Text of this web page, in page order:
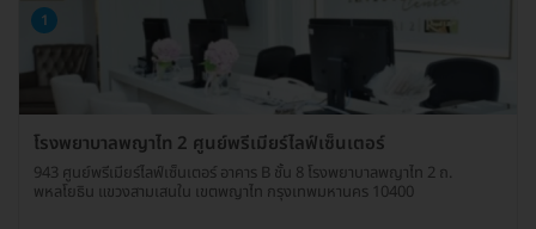
1
โรงพยาบาลพญาไท 2 ศูนย์พรีเมียร์ไลฟ์เซ็นเตอร์
943 ศูนย์พรีเมียร์ไลฟ์เซ็นเตอร์ อาคาร B ชั้น 8 โรงพยาบาลพญาไท 2 ถ.
พหลโยธิน แขวงสามเสนใน เขตพญาไท กรุงเทพมหานคร 10400